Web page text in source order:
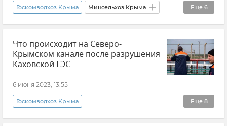
Еще 6
Госкомводхоз Крыма Минсельхоз Крыма
Андрей Савчук Новости Крыма
Крымский рис Урожай в Крыму
Красноперекопский район
Что происходит на Северо-
Крымском канале после разрушения
Каховской ГЭС
6 июня 2023, 13:55
Еще 8
Госкомводхоз Крыма
Разрушение Каховской ГЭС Каховская ГЭС